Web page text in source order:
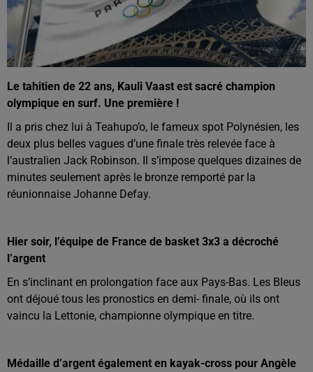
Le tahitien de 22 ans, Kauli Vaast est sacré champion
olympique en surf. Une première !
Il a pris chez lui à Teahupo’o, le fameux spot Polynésien, les
deux plus belles vagues d’une finale très relevée face à
l’australien Jack Robinson. Il s’impose quelques dizaines de
minutes seulement après le bronze remporté par la
réunionnaise Johanne Defay.
Hier soir, l’équipe de France de basket 3x3 a décroché
l’argent
En s’inclinant en prolongation face aux Pays-Bas. Les Bleus
ont déjoué tous les pronostics en demi- finale, où ils ont
vaincu la Lettonie, championne olympique en titre.
Médaille d’argent également en kayak-cross pour Angèle